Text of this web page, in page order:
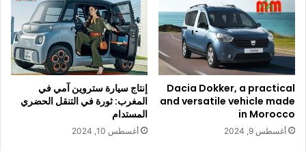
Dacia Dokker, a practical
and versatile vehicle made
in Morocco
أغسطس 9, 2024
إنتاج سيارة ستروين آمي في
المغرب: ثورة في التنقل الحضري
المستدام
أغسطس 10, 2024